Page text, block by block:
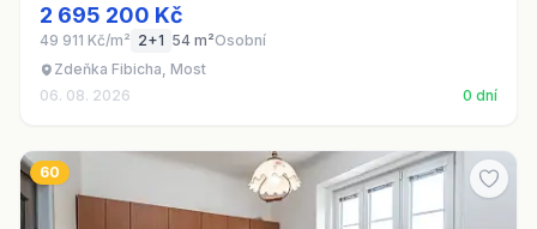
2 695 200 Kč
49 911 Kč/m² 2+1 54 m²Osobní
Zdeňka Fibicha, Most
06. 08. 2026
0 dní
60